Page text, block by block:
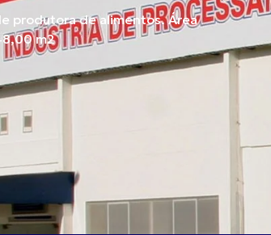
produtora de alimentos. Área
m2